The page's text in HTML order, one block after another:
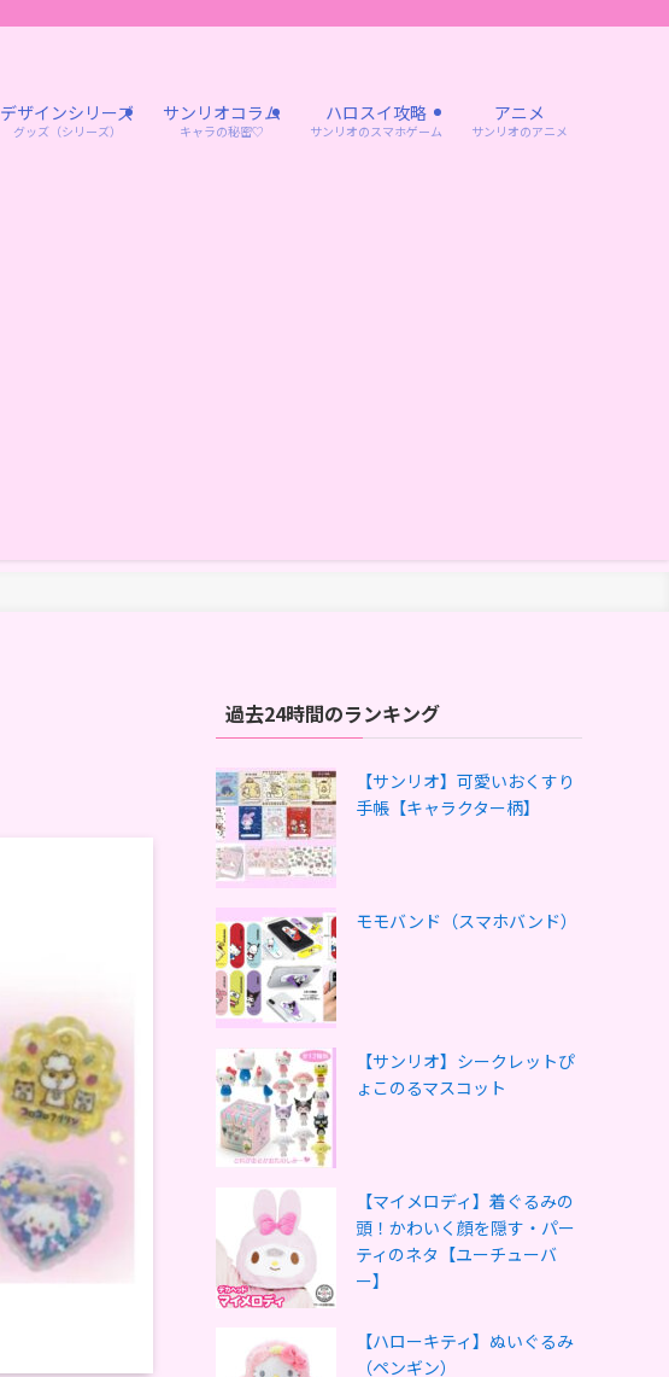
デザインシリーズ
グッズ（シリーズ）
サンリオコラム
キャラの秘密♡
ハロスイ攻略
サンリオのスマホゲーム
アニメ
サンリオのアニメ
過去24時間のランキング
【サンリオ】可愛いおくすり
手帳【キャラクター柄】
モモバンド（スマホバンド）
【サンリオ】シークレットぴ
ょこのるマスコット
【マイメロディ】着ぐるみの
頭！かわいく顔を隠す・パー
ティのネタ【ユーチューバ
ー】
【ハローキティ】ぬいぐるみ
（ペンギン）